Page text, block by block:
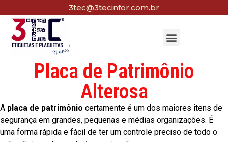
3tec@3tecinfor.com.br
Placa de Patrimônio
Alterosa
A placa de patrimônio certamente é um dos maiores itens de
segurança em grandes, pequenas e médias organizações. É
uma forma rápida e fácil de ter um controle preciso de todo o